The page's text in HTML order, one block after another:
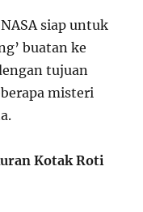
siap untuk
buatan ke
tujuan
misteri
Kotak Roti